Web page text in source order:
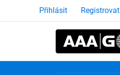
Přihlásit Registrovat